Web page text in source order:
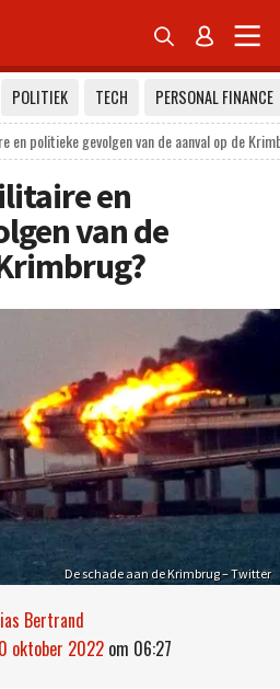
 
POLITIEK TECH
PERSONAL FINANCE
en politieke gevolgen van de aanval op de
en
van de
De schade aan de Krimbrug – Twitter
Bertrand
oktober 2022 om 06:27